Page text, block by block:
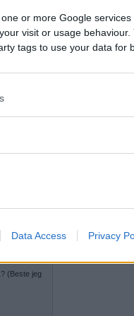
or more Google
visit or usage
tags to use your data for
Data Access Privacy
10-08 14:36
et par ekstra
enn jeg
bilde av
?
10-08 18:55
(Beste jeg
medlem?